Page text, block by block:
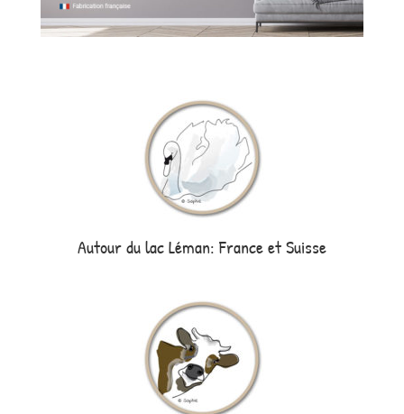
Autour du lac Léman: France et Suisse